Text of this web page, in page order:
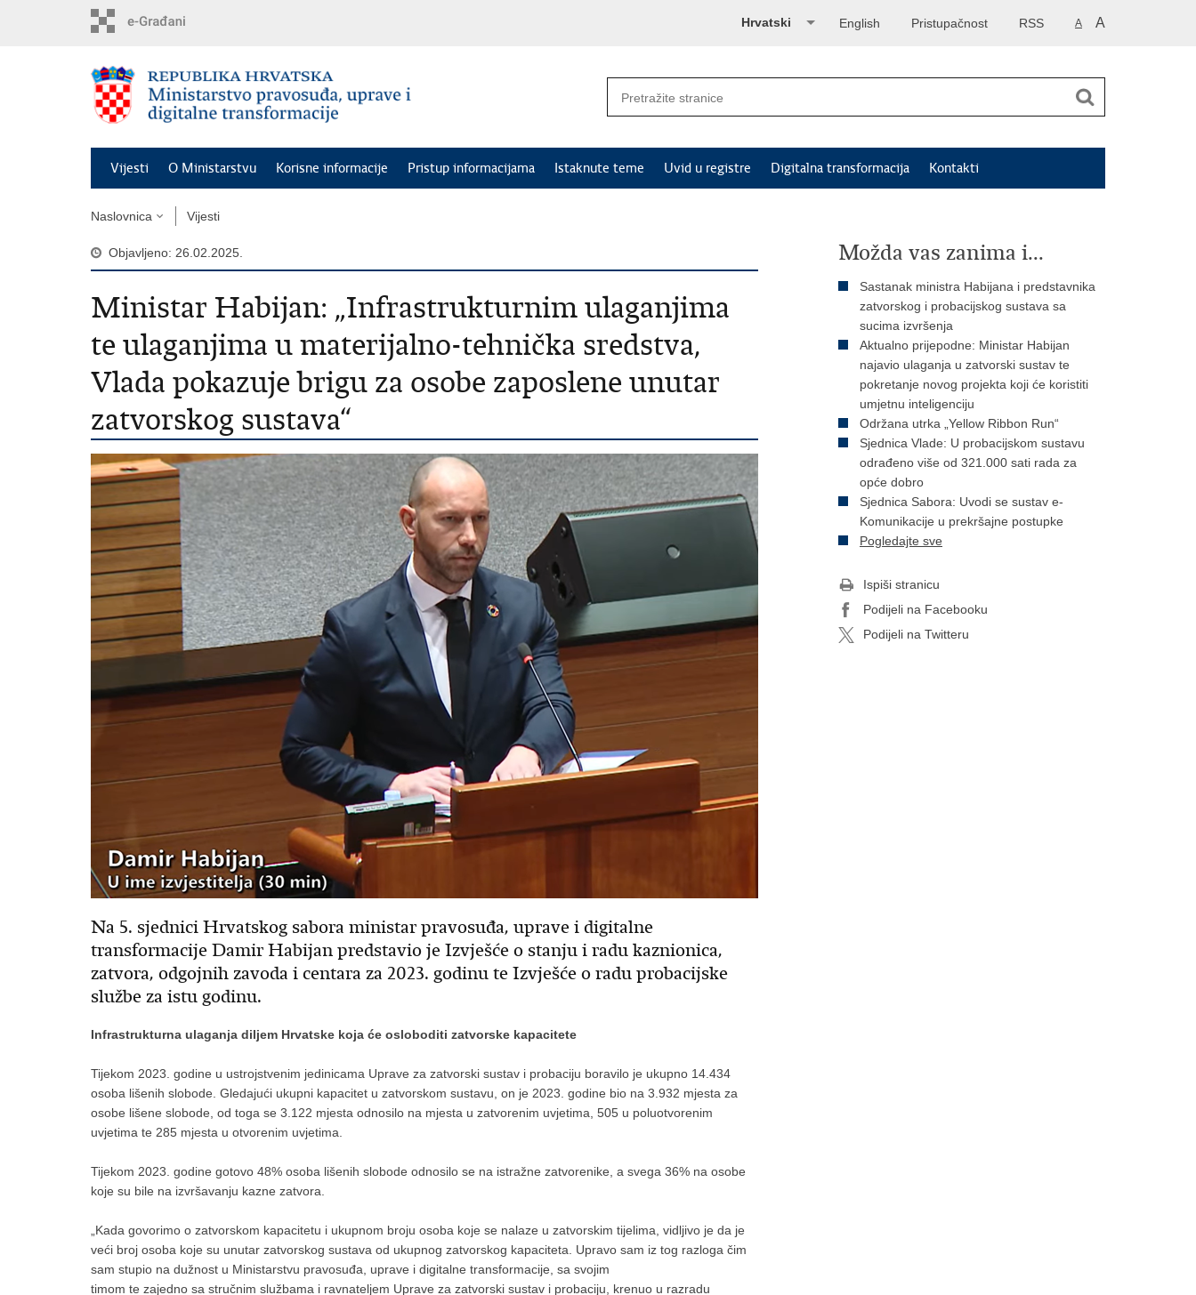
A A
RSS
Pristupačnost
English
Hrvatski
Vijesti O Ministarstvu Korisne informacije Pristup informacijama Istaknute teme Uvid u registre Digitalna transformacija Kontakti
Naslovnica Vijesti
Objavljeno: 26.02.2025.
Ministar Habijan: „Infrastrukturnim ulaganjima
te ulaganjima u materijalno-tehnička sredstva,
Vlada pokazuje brigu za osobe zaposlene unutar
zatvorskog sustava“
Na 5. sjednici Hrvatskog sabora ministar pravosuđa, uprave i digitalne
transformacije Damir Habijan predstavio je Izvješće o stanju i radu kaznionica,
zatvora, odgojnih zavoda i centara za 2023. godinu te Izvješće o radu probacijske
službe za istu godinu.
Infrastrukturna ulaganja diljem Hrvatske koja će osloboditi zatvorske kapacitete
Tijekom 2023. godine u ustrojstvenim jedinicama Uprave za zatvorski sustav i probaciju boravilo je ukupno 14.434
osoba lišenih slobode. Gledajući ukupni kapacitet u zatvorskom sustavu, on je 2023. godine bio na 3.932 mjesta za
osobe lišene slobode, od toga se 3.122 mjesta odnosilo na mjesta u zatvorenim uvjetima, 505 u poluotvorenim
uvjetima te 285 mjesta u otvorenim uvjetima.
Tijekom 2023. godine gotovo 48% osoba lišenih slobode odnosilo se na istražne zatvorenike, a svega 36% na osobe
koje su bile na izvršavanju kazne zatvora.
„Kada govorimo o zatvorskom kapacitetu i ukupnom broju osoba koje se nalaze u zatvorskim tijelima, vidljivo je da je
veći broj osoba koje su unutar zatvorskog sustava od ukupnog zatvorskog kapaciteta. Upravo sam iz tog razloga čim
sam stupio na dužnost u Ministarstvu pravosuđa, uprave i digitalne transformacije, sa svojim
timom te zajedno sa stručnim službama i ravnateljem Uprave za zatvorski sustav i probaciju, krenuo u razradu
Možda vas zanima i...
Sastanak ministra Habijana i predstavnika
zatvorskog i probacijskog sustava sa
sucima izvršenja
Aktualno prijepodne: Ministar Habijan
najavio ulaganja u zatvorski sustav te
pokretanje novog projekta koji će koristiti
umjetnu inteligenciju
Održana utrka „Yellow Ribbon Run“
Sjednica Vlade: U probacijskom sustavu
odrađeno više od 321.000 sati rada za
opće dobro
Sjednica Sabora: Uvodi se sustav e-
Komunikacije u prekršajne postupke
Pogledajte sve
Ispiši stranicu
Podijeli na Facebooku
Podijeli na Twitteru